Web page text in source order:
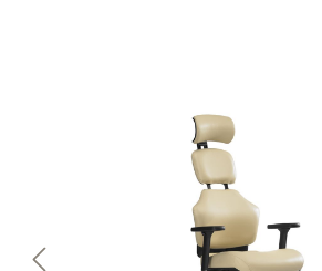
Bildergalerie überspringen